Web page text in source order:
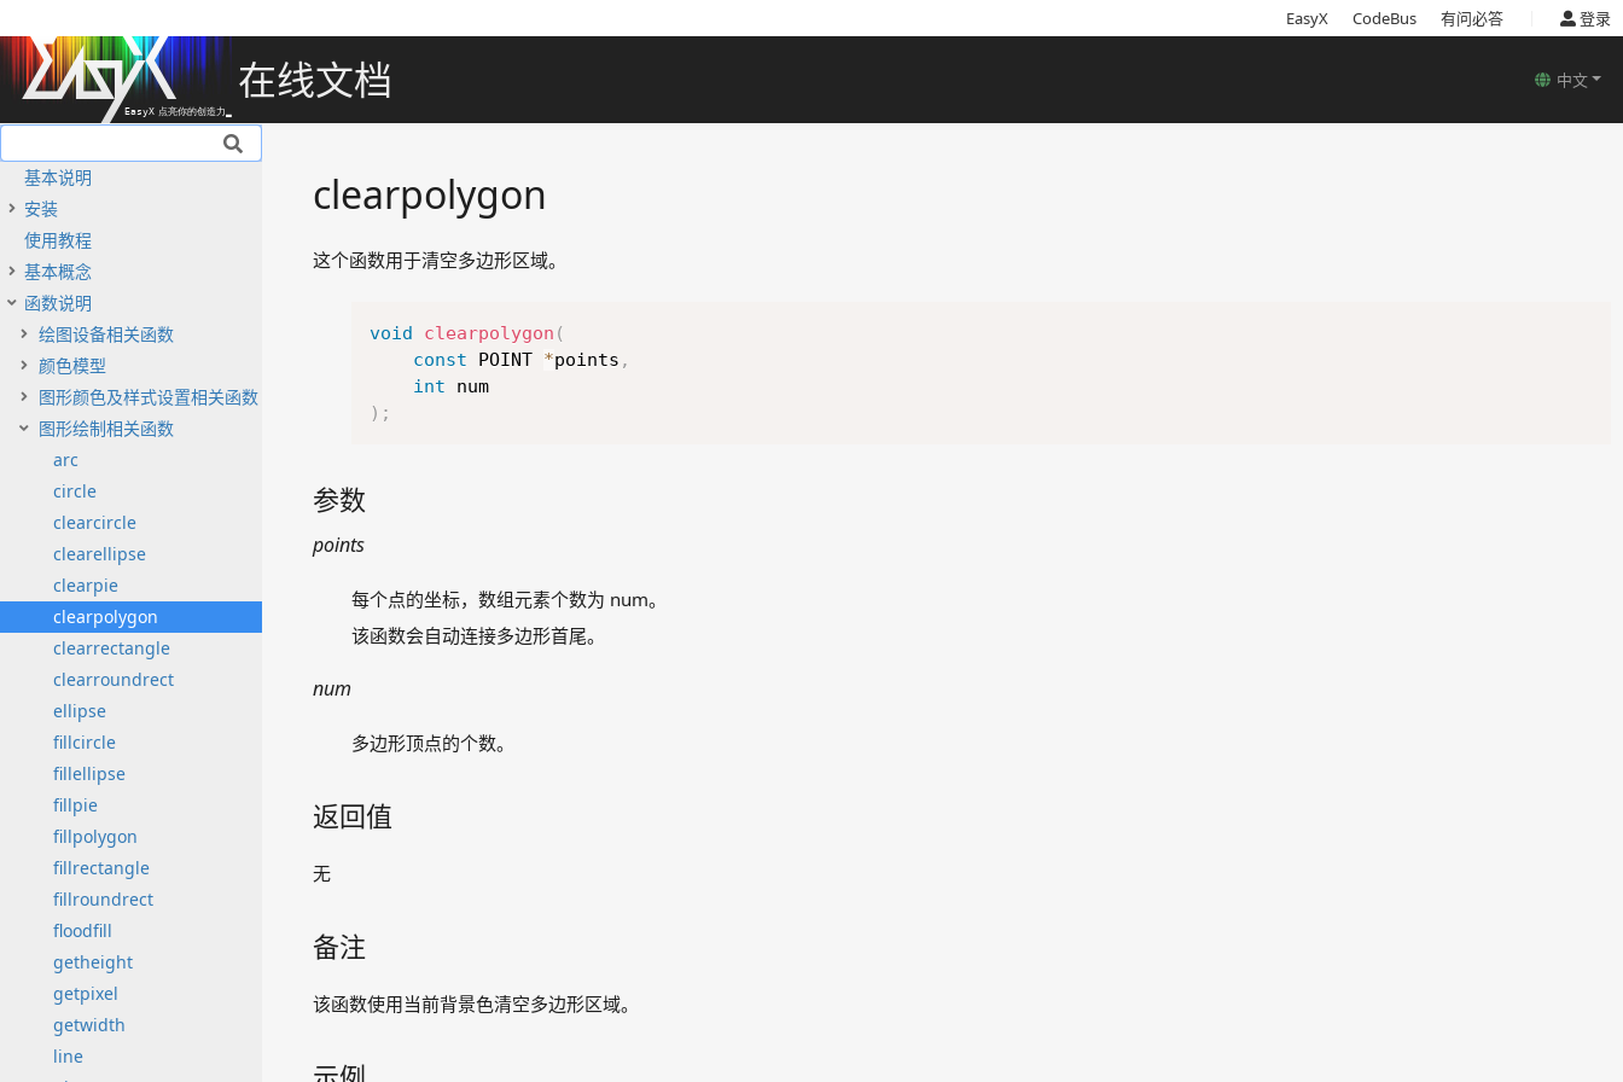
EasyX CodeBus 有问必答 登录
在线文档 中文
基本说明
安装
使用教程
基本概念
函数说明
绘图设备相关函数
颜色模型
图形颜色及样式设置相关函数
图形绘制相关函数
arc
circle
clearcircle
clearellipse
clearpie
clearpolygon
clearrectangle
clearroundrect
ellipse
fillcircle
fillellipse
fillpie
fillpolygon
fillrectangle
fillroundrect
floodfill
getheight
getpixel
getwidth
line
clearpolygon
这个函数用于清空多边形区域。
void clearpolygon (
const POINT *points ,
int
) ;
参数
points
每个点的坐标，数组元素个数为 num。
该函数会自动连接多边形首尾。
num
多边形顶点的个数。
返回值
无
备注
该函数使用当前背景色清空多边形区域。